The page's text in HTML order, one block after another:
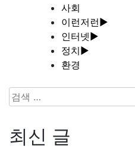
사회
이런저런►
인터넷►
정치►
환경
검
색:
최신 글